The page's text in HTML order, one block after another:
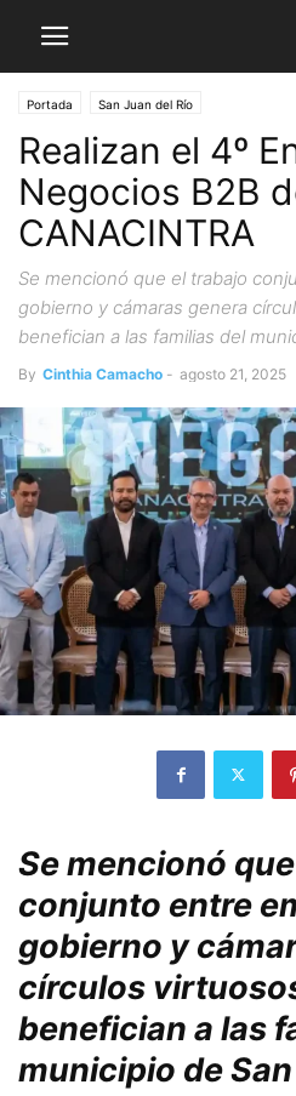
Portada San Juan del Río
Realizan el 4º
Negocios B2B
CANACINTRA
Se mencionó que el trabajo
gobierno y cámaras genera
benefician a las familias del
By Cinthia Camacho - agosto 21, 2025
Se mencionó
conjunto entre
gobierno y
círculos
benefician a las
municipio de